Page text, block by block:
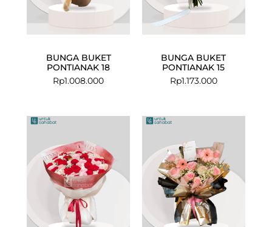
BUNGA BUKET
PONTIANAK 18
Rp1.008.000
BUNGA BUKET
PONTIANAK 15
Rp1.173.000